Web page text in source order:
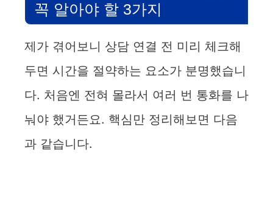
꼭 알아야 할 3가지
제가 겪어보니 상담 연결 전 미리 체크해
두면 시간을 절약하는 요소가 분명했습니
다. 처음엔 전혀 몰라서 여러 번 통화를 나
눠야 했거든요. 핵심만 정리해보면 다음
과 같습니다.